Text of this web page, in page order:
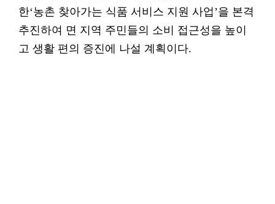
한‘농촌 찾아가는 식품 서비스 지원 사업’을 본격
추진하여 면 지역 주민들의 소비 접근성을 높이
고 생활 편의 증진에 나설 계획이다.